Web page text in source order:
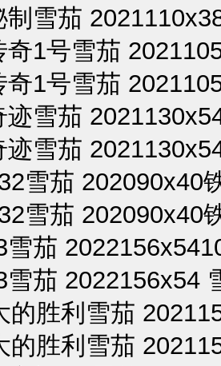
制雪茄
奇1号雪茄
奇1号雪茄
迹雪茄
迹雪茄
雪茄 202090x40
雪茄 202090x40
雪茄
雪茄 2022156x54
的胜利雪茄
的胜利雪茄